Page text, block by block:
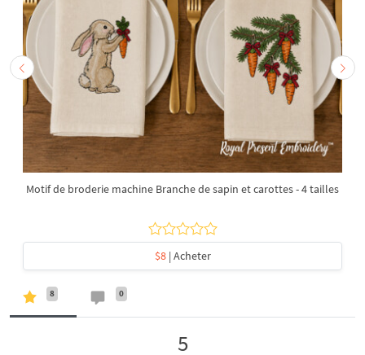
Motif de broderie machine Branche de sapin et carottes - 4 tailles
$8| Acheter
8 0
5